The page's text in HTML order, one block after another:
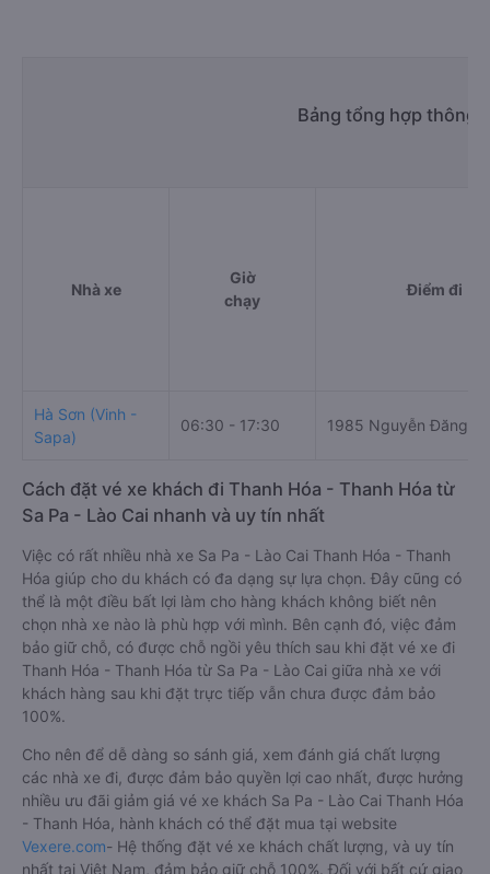
Bảng tổng hợp thông
Nhà xe
Giờ
chạy
Điểm đi
Hà Sơn (Vinh -
Sapa)
06:30 - 17:30 1985 Nguyễn Đăng
Cách đặt vé xe khách đi Thanh Hóa - Thanh Hóa từ
Sa Pa - Lào Cai nhanh và uy tín nhất
Việc có rất nhiều nhà xe Sa Pa - Lào Cai Thanh Hóa - Thanh
Hóa giúp cho du khách có đa dạng sự lựa chọn. Đây cũng có
thể là một điều bất lợi làm cho hàng khách không biết nên
chọn nhà xe nào là phù hợp với mình. Bên cạnh đó, việc đảm
bảo giữ chỗ, có được chỗ ngồi yêu thích sau khi đặt vé xe đi
Thanh Hóa - Thanh Hóa từ Sa Pa - Lào Cai giữa nhà xe với
khách hàng sau khi đặt trực tiếp vẫn chưa được đảm bảo
100%.
Cho nên để dễ dàng so sánh giá, xem đánh giá chất lượng
các nhà xe đi, được đảm bảo quyền lợi cao nhất, được hưởng
nhiều ưu đãi giảm giá vé xe khách Sa Pa - Lào Cai Thanh Hóa
- Thanh Hóa, hành khách có thể đặt mua tại website
Vexere.com- Hệ thống đặt vé xe khách chất lượng, và uy tín
nhất tại Việt Nam, đảm bảo giữ chỗ 100%. Đối với bất cứ giao